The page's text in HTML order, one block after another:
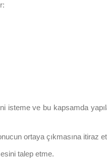
ve bu kapsamda
ortaya çıkmasına itiraz
talep etme.